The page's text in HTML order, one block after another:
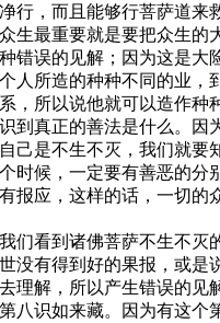
行，而且能够行菩萨道来
最重要就是要把众生的大
错误的见解；因为这是大
人所造的种种不同的业
，所以说他就可以造作种
到真正的善法是什么。因
是不生不灭，我们就要知
时候，一定要有善恶的
报应，这样的话，一切的
看到诸佛菩萨不生不灭的
没有得到好的果报，或是
理解，所以产生错误的见
八识如来藏。因为有这个